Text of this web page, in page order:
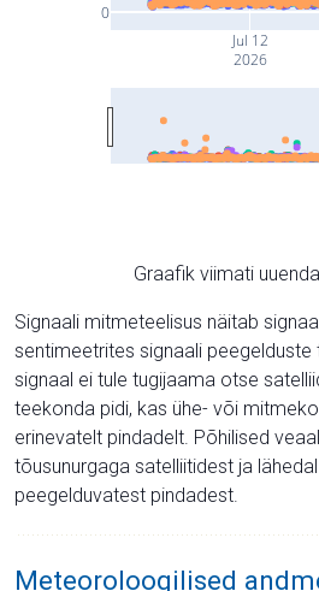
Jul 12
2026
0
Graafik viimati
Signaali mitmeteelisus näitab
sentimeetrites signaali peegelduste
signaal ei tule tugijaama otse
teekonda pidi, kas ühe- või
erinevatelt pindadelt. Põhilised
tõusunurgaga satelliitidest ja
peegelduvatest pindadest.
Meteoroloogilised